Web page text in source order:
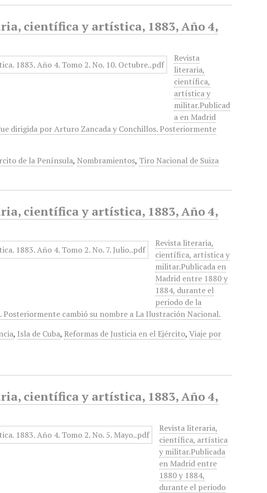
científica y artística, 1883, Año 4,
Revista
literaria,
científica,
artística y
militar.Publicad
a en Madrid
dirigida por Arturo Zancada y Conchillos. Posteriormente
de la Península, Nombramientos, Tiro Nacional de Suiza
científica y artística, 1883, Año 4,
Revista literaria,
científica, artística y
militar.Publicada en
Madrid entre 1880 y
1884, durante el
periodo de la
cambió su nombre a La Ilustración Nacional.
, Isla de Cuba, Reformas de Justicia en el Ejército,Viaje por
científica y artística, 1883, Año 4,
Revista literaria,
científica, artística
y militar.Publicada
en Madrid entre
1880 y 1884,
durante el periodo